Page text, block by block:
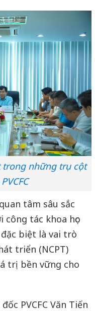
trong những trụ cột
tâm sâu sắc
tác khoa học
đặc biệt là vai trò
triển (NCPT)
trị bền vững cho
PVCFC Văn Tiến